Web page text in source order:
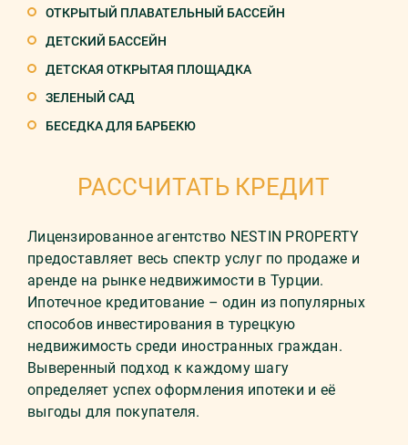
ОТКРЫТЫЙ ПЛАВАТЕЛЬНЫЙ БАССЕЙН
ДЕТСКИЙ БАССЕЙН
ДЕТСКАЯ ОТКРЫТАЯ ПЛОЩАДКА
ЗЕЛЕНЫЙ САД
БЕСЕДКА ДЛЯ БАРБЕКЮ
РАССЧИТАТЬ КРЕДИТ
Лицензированное агентство NESTIN PROPERTY
предоставляет весь спектр услуг по продаже и
аренде на рынке недвижимости в Турции.
Ипотечное кредитование – один из популярных
способов инвестирования в турецкую
недвижимость среди иностранных граждан.
Выверенный подход к каждому шагу
определяет успех оформления ипотеки и её
выгоды для покупателя.